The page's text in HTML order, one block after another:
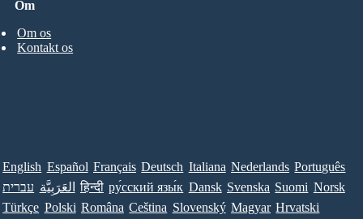
Om
Om os
Kontakt os
English Español Français Deutsch Italiana Nederlands Português
עברית العَرَبِيَّة हिन्दी ру́сский язы́к Dansk Svenska Suomi Norsk
Türkçe Polski Româna Ceština Slovenský Magyar Hrvatski